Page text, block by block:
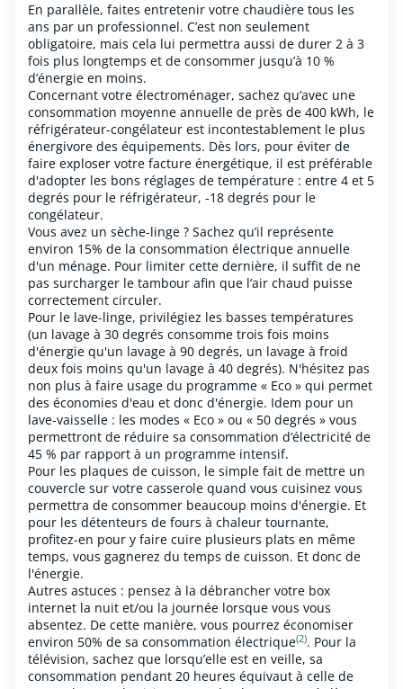
En parallèle, faites entretenir votre chaudière tous les
ans par un professionnel. C’est non seulement
obligatoire, mais cela lui permettra aussi de durer 2 à 3
fois plus longtemps et de consommer jusqu’à 10 %
d’énergie en moins.
Concernant votre électroménager, sachez qu’avec une
consommation moyenne annuelle de près de 400 kWh, le
réfrigérateur-congélateur est incontestablement le plus
énergivore des équipements. Dès lors, pour éviter de
faire exploser votre facture énergétique, il est préférable
d'adopter les bons réglages de température : entre 4 et 5
degrés pour le réfrigérateur, -18 degrés pour le
congélateur.
Vous avez un sèche-linge ? Sachez qu’il représente
environ 15% de la consommation électrique annuelle
d'un ménage. Pour limiter cette dernière, il suffit de ne
pas surcharger le tambour afin que l’air chaud puisse
correctement circuler.
Pour le lave-linge, privilégiez les basses températures
(un lavage à 30 degrés consomme trois fois moins
d'énergie qu'un lavage à 90 degrés, un lavage à froid
deux fois moins qu'un lavage à 40 degrés). N'hésitez pas
non plus à faire usage du programme « Eco » qui permet
des économies d'eau et donc d'énergie. Idem pour un
lave-vaisselle : les modes « Eco » ou « 50 degrés » vous
permettront de réduire sa consommation d’électricité de
45 % par rapport à un programme intensif.
Pour les plaques de cuisson, le simple fait de mettre un
couvercle sur votre casserole quand vous cuisinez vous
permettra de consommer beaucoup moins d'énergie. Et
pour les détenteurs de fours à chaleur tournante,
profitez-en pour y faire cuire plusieurs plats en même
temps, vous gagnerez du temps de cuisson. Et donc de
l'énergie.
Autres astuces : pensez à la débrancher votre box
internet la nuit et/ou la journée lorsque vous vous
absentez. De cette manière, vous pourrez économiser
environ 50% de sa consommation électrique(2). Pour la
télévision, sachez que lorsqu’elle est en veille, sa
consommation pendant 20 heures équivaut à celle de